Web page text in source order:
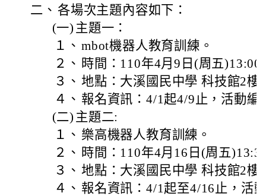
二、 各場次主題內容如下：
(一) 主題一：
１、 mbot機器人教育訓練。
２、 時間：110年4月9日(周五
３、 地點：大溪國民中學 科技館2樓
４、 報名資訊：4/1起4/9止，活動編
(二) 主題二:
１、 樂高機器人教育訓練。
２、 時間：110年4月16日(周五
３、 地點：大溪國民中學 科技館2樓
４、 報名資訊：4/1起至4/16止，活